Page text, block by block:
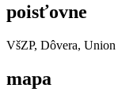
poisťovne
VšZP, Dôvera, Union
mapa